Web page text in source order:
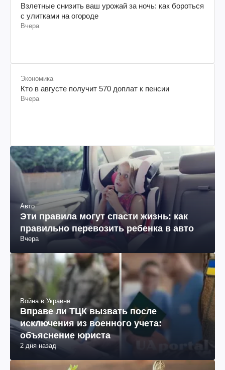
Взлетные снизить ваш урожай за ночь: как бороться
с улитками на огороде
Вчера
Экономика
Кто в августе получит 570 доплат к пенсии
Вчера
Авто
Эти правила могут спасти жизнь: как
правильно перевозить ребенка в авто
Вчера
Война в Украине
Вправе ли ТЦК вызвать после
исключения из военного учета:
объяснение юриста
2 дня назад